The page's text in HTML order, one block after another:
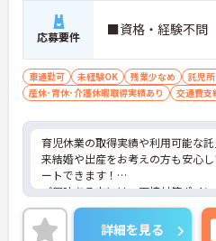
応募要件 ■資格・経験不問
車通勤可 未経験OK 残業少なめ 託児
産休･育休･介護休暇取得実績あり
交通費支
育児休業の取得実績や利用可能な
来結婚や出産をお考えの方も安心
ートできます！
ご興味ある方には、面接対策ポイ
詳細をお話しいたしますのでお気
い！
詳細を見る